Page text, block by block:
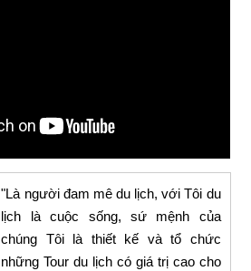
"Là người đam mê du lịch, với Tôi du
lịch là cuộc sống, sứ mệnh của
chúng Tôi là thiết kế và tổ chức
những Tour du lịch có giá trị cao cho